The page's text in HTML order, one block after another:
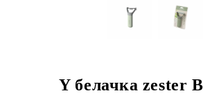
Y белачка zester